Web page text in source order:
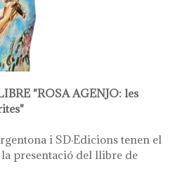
"ROSA AGENJO: les
i SD·Edicions tenen el
presentació del llibre de